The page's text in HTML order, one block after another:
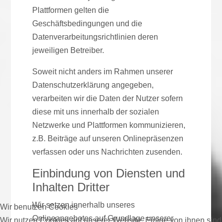
Plattformen gelten die
Geschäftsbedingungen und die
Datenverarbeitungsrichtlinien deren
jeweiligen Betreiber.
Soweit nicht anders im Rahmen unserer
Datenschutzerklärung angegeben,
verarbeiten wir die Daten der Nutzer sofern
diese mit uns innerhalb der sozialen
Netzwerke und Plattformen kommunizieren,
z.B. Beiträge auf unseren Onlinepräsenzen
verfassen oder uns Nachrichten zusenden.
Einbindung von Diensten und
Inhalten Dritter
Wir setzen innerhalb unseres
Onlineangebotes auf Grundlage unserer
Wir benutzen Cookies
Wir nutzen Cookies auf unserer Website. Einige von ihnen sind